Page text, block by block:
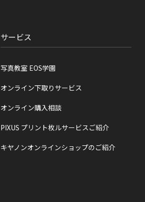
サービス
写真教室 EOS学園
オンライン下取りサービス
オンライン購入相談
PIXUS プリント枚ルサービスご紹介
キヤノンオンラインショップのご紹介